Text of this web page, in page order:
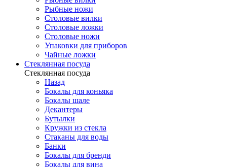
Рыбные ножи
Столовые вилки
Столовые ложки
Столовые ножи
Упаковки для приборов
Чайные ложки
Стеклянная посуда
Стеклянная посуда
Назад
Бокалы для коньяка
Бокалы шале
Декантеры
Бутылки
Кружки из стекла
Стаканы для воды
Банки
Бокалы для бренди
Бокалы для вина